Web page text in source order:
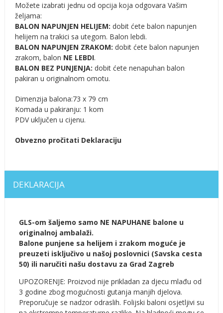
Možete izabrati jednu od opcija koja odgovara Vašim
željama:
BALON NAPUNJEN HELIJEM: dobit ćete balon napunjen
helijem na trakici sa utegom. Balon lebdi.
BALON NAPUNJEN ZRAKOM: dobit ćete balon napunjen
zrakom, balon NE LEBDI.
BALON BEZ PUNJENJA: dobit ćete nenapuhan balon
pakiran u originalnom omotu.
Dimenzija balona:73 x 79 cm
Komada u pakiranju: 1 kom
PDV uključen u cijenu.
Obvezno pročitati Deklaraciju
DEKLARACIJA
GLS-om šaljemo samo NE NAPUHANE balone u
originalnoj ambalaži.
Balone punjene sa helijem i zrakom moguće je
preuzeti isključivo u našoj poslovnici (Savska cesta
50) ili naručiti našu dostavu za Grad Zagreb
UPOZORENJE: Proizvod nije prikladan za djecu mlađu od
3 godine zbog mogućnosti gutanja manjih djelova.
Preporučuje se nadzor odraslih. Folijski baloni osjetljivi su